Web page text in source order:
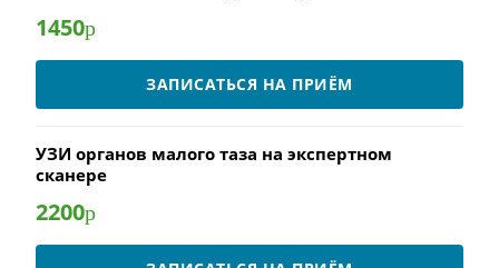
1450р
ЗАПИСАТЬСЯ НА ПРИЁМ
УЗИ органов малого таза на экспертном
сканере
2200р